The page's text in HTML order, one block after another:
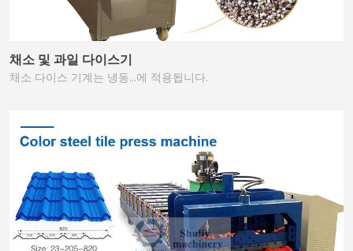
채소 및 과일 다이스기
채소 다이스 기계는 냉동…에 적용됩니다.